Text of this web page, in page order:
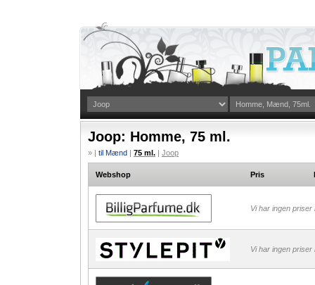
Joop: Homme, 75 ml.
» | til Mænd | 75 ml. | Joop
Webshop Pris
Vi har ingen
Vi har ingen